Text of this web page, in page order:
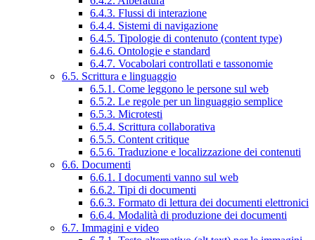
6.4.3. Flussi di interazione
6.4.4. Sistemi di navigazione
6.4.5. Tipologie di contenuto (content type)
6.4.6. Ontologie e standard
6.4.7. Vocabolari controllati e tassonomie
6.5. Scrittura e linguaggio
6.5.1. Come leggono le persone sul web
6.5.2. Le regole per un linguaggio semplice
6.5.3. Microtesti
6.5.4. Scrittura collaborativa
6.5.5. Content critique
6.5.6. Traduzione e localizzazione dei contenuti
6.6. Documenti
6.6.1. I documenti vanno sul web
6.6.2. Tipi di documenti
6.6.3. Formato di lettura dei documenti elettronici
6.6.4. Modalità di produzione dei documenti
6.7. Immagini e video